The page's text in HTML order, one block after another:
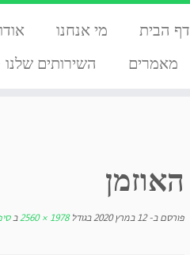
דף הבית מי אנחנו
מאמרים
השירותים שלנו
האוזמן
פורסם ב- 12 במרץ 2020 בגודל 1978 × 2560 ב